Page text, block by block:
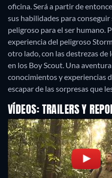
oficina. Será a partir de
sus habilidades para
peligroso para el ser humano.
experiencia del peligroso
otro lado, con las destrezas de
en los Boy Scout. Una
conocimientos y experiencias
escapar de las sorpresas que
VÍDEOS: TRAILERS Y